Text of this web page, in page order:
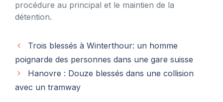
procédure au principal et le maintien de la
détention.
Trois blessés à Winterthour: un homme
poignarde des personnes dans une gare suisse
Hanovre : Douze blessés dans une collision
avec un tramway